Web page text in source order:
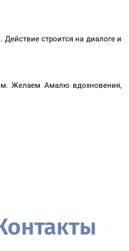
строится на диалоге и
Желаем Амалю вдохновения,